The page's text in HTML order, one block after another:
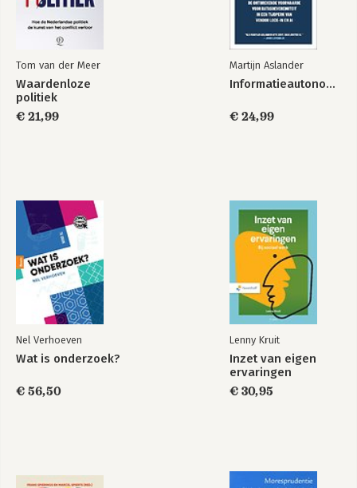
Tom van der Meer
Waardenloze
politiek
€ 21,99
Martijn Aslander
Informatieautonomie
€ 24,99
Nel Verhoeven
Wat is onderzoek?
€ 56,50
Lenny Kruit
Inzet van eigen
ervaringen
€ 30,95